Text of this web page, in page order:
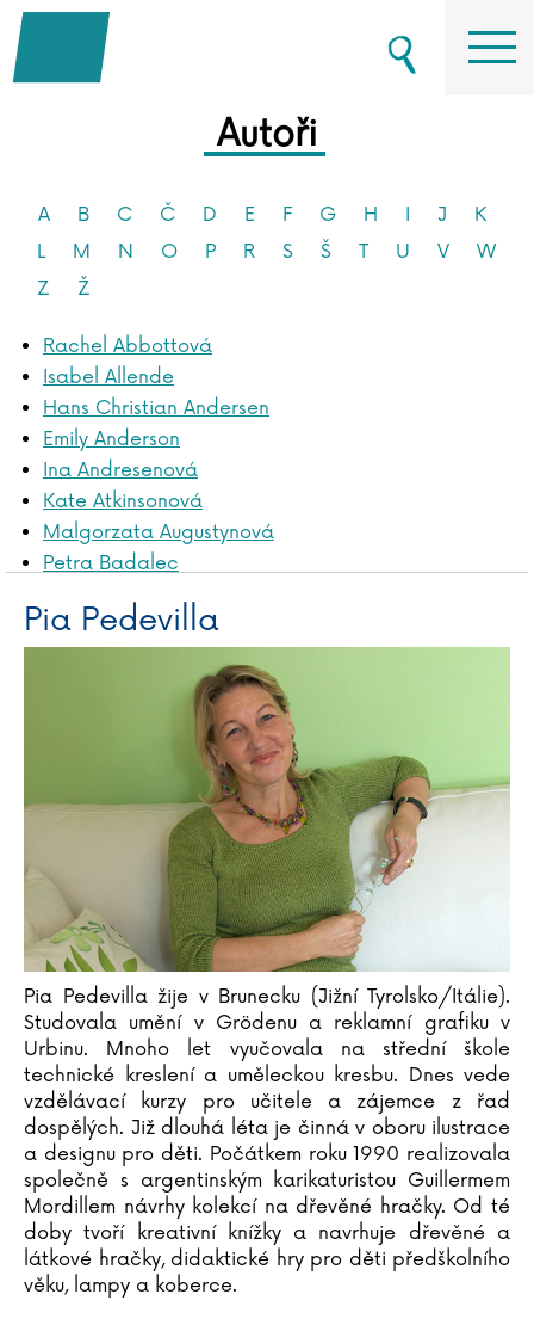
Autoři
A B C Č D E F G H I J
K
L
M N O P R S Š T U V
W
Z
Ž
Rachel Abbottová
Isabel Allende
Hans Christian Andersen
Emily Anderson
Ina Andresenová
Kate Atkinsonová
Malgorzata Augustynová
Petra Badalec
Liliana Bardijewska
Agnese Baruzziová
Jordan Belfort
Václav Bělohradský
Vladislav Beneš
Anna Benning
Adrian Besley
Laurent Binet
Judy Blumeová
Emil Boček
Paula Bossio
Katja Brandisová
Richard Branson
Sara Brezzi
Otakar Brousek ml.
Marie Bruce
Christiane Brüning
Catherine Bruzzone
Pia Pedevilla
Pia Pedevilla žije v Brunecku (Jižní Tyrolsko/Itálie).
Studovala umění v Grödenu a reklamní grafiku v
Urbinu. Mnoho let vyučovala na střední škole
technické kreslení a uměleckou kresbu. Dnes vede
vzdělávací kurzy pro učitele a zájemce z řad
dospělých. Již dlouhá léta je činná v oboru ilustrace
a designu pro děti. Počátkem roku 1990 realizovala
společně s argentinským karikaturistou Guillermem
Mordillem návrhy kolekcí na dřevěné hračky. Od té
doby tvoří kreativní knížky a navrhuje dřevěné a
látkové hračky, didaktické hry pro děti předškolního
věku, lampy a koberce.